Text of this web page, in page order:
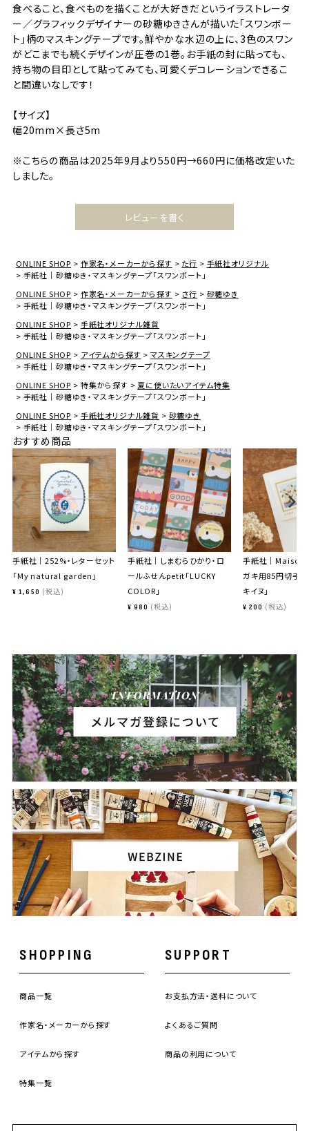
食べること、食べものを描くことが大好きだというイラストレータ
ー／グラフィックデザイナーの砂糖ゆきさんが描いた「スワンボー
ト」柄のマスキングテープです。鮮やかな水辺の上に、3色のスワン
がどこまでも続くデザインが圧巻の1巻。お手紙の封に貼っても、
持ち物の目印として貼ってみても、可愛くデコレーションできるこ
と間違いなしです！
【サイズ】
幅20mm×長さ5m
※こちらの商品は2025年9月より550円→660円に価格改定いた
しました。
レビューを書く
ONLINE SHOP 作家名・メーカーから探す た行
手紙社オリジナル
手紙社｜砂糖ゆき・マスキングテープ「スワンボート」
ONLINE SHOP
作家名・メーカーから探す さ行
砂糖ゆき
手紙社｜砂糖ゆき・マスキングテープ「スワンボート」
ONLINE SHOP
手紙社オリジナル雑貨
手紙社｜砂糖ゆき・マスキングテープ「スワンボート」
ONLINE SHOP
アイテムから探す
マスキングテープ
手紙社｜砂糖ゆき・マスキングテープ「スワンボート」
ONLINE SHOP
特集から探す
夏に使いたいアイテム特集
手紙社｜砂糖ゆき・マスキングテープ「スワンボート」
ONLINE SHOP
手紙社オリジナル雑貨
砂糖ゆき
手紙社｜砂糖ゆき・マスキングテープ「スワンボート」
おすすめ商品
手紙社｜252%・レターセット
「My natural garden」
¥ 1,650 税込
手紙社｜しまむらひかり・ロ
ールふせんpetit「LUCKY
COLOR」
¥ 980 税込
手紙社｜Maison
ガキ用85円切手「
キイヌ」
¥ 200 税込
SHOPPING
商品一覧
作家名・メーカーから探す
アイテムから探す
特集一覧
SUPPORT
お支払方法・送料について
よくあるご質問
商品の利用について